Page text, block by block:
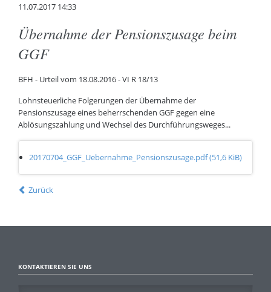
11.07.2017 14:33
Übernahme der Pensionszusage beim
GGF
BFH - Urteil vom 18.08.2016 - VI R 18/13
Lohnsteuerliche Folgerungen der Übernahme der
Pensionszusage eines beherrschenden GGF gegen eine
Ablösungszahlung und Wechsel des Durchführungsweges...
20170704_GGF_Uebernahme_Pensionszusage.pdf(51,6 KiB)
Zurück
KONTAKTIEREN SIE UNS